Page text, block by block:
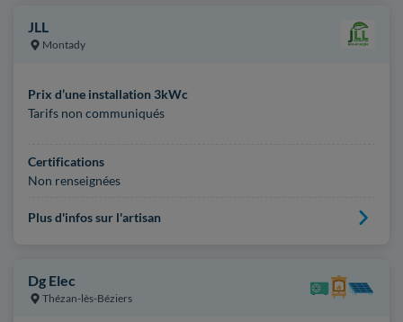
JLL
Montady
Prix d’une installation 3kWc
Tarifs non communiqués
Certifications
Non renseignées
Plus d'infos sur l'artisan
Dg Elec
Thézan-lès-Béziers